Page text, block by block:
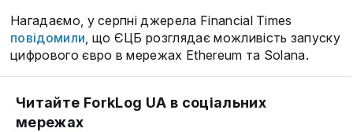
Нагадаємо, у серпні джерела Financial Times
повідомили, що ЄЦБ розглядає можливість запуску
цифрового євро в мережах Ethereum та Solana.
Читайте ForkLog UA в соціальних
мережах